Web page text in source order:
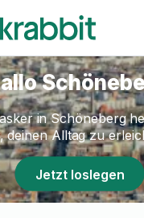
in Schöneberg
deinen Alltag zu
Jetzt loslegen